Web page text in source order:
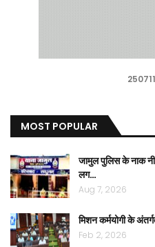
MOST POPULAR
जामुल पुलिस के नाक
लग…
Aug 7, 2026
मिशन कर्मयोगी के
Feb 2, 2026